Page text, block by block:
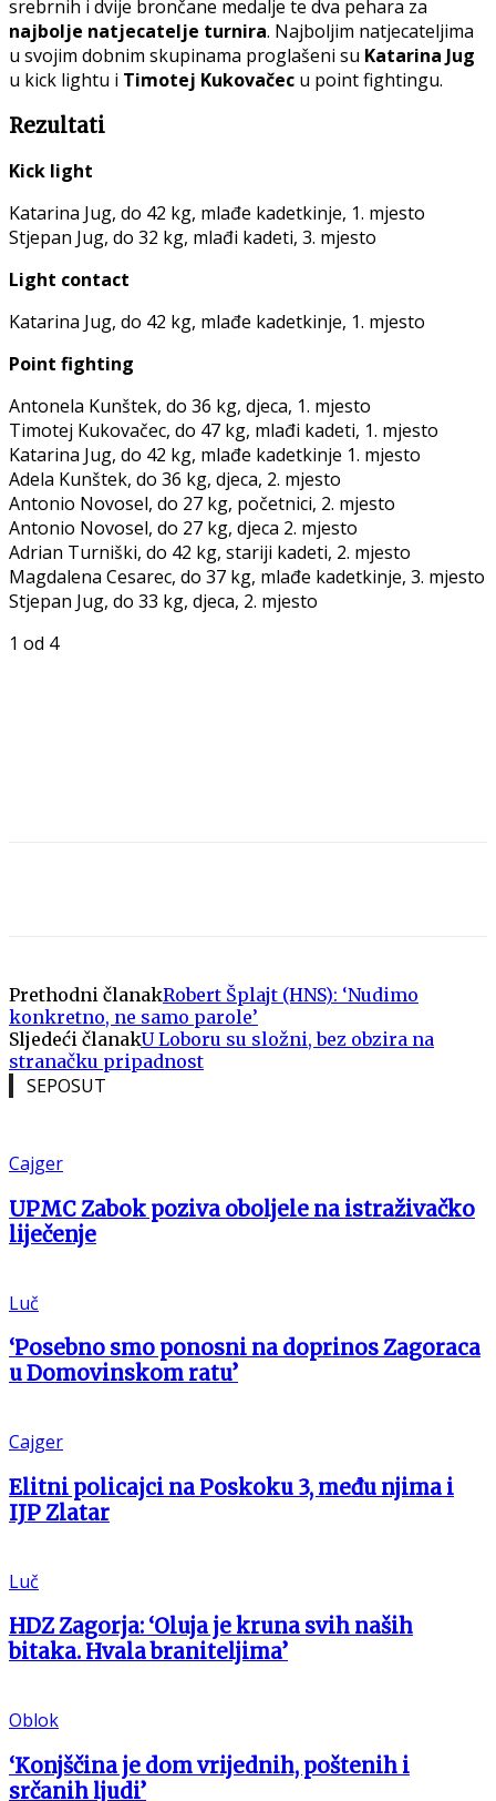
srebrnih i dvije brončane medalje te dva pehara za
najbolje natjecatelje turnira. Najboljim natjecateljima
u svojim dobnim skupinama proglašeni su Katarina Jug
u kick lightu i Timotej Kukovačec u point fightingu.
Rezultati
Kick light
Katarina Jug, do 42 kg, mlađe kadetkinje, 1. mjesto
Stjepan Jug, do 32 kg, mlađi kadeti, 3. mjesto
Light contact
Katarina Jug, do 42 kg, mlađe kadetkinje, 1. mjesto
Point fighting
Antonela Kunštek, do 36 kg, djeca, 1. mjesto
Timotej Kukovačec, do 47 kg, mlađi kadeti, 1. mjesto
Katarina Jug, do 42 kg, mlađe kadetkinje 1. mjesto
Adela Kunštek, do 36 kg, djeca, 2. mjesto
Antonio Novosel, do 27 kg, početnici, 2. mjesto
Antonio Novosel, do 27 kg, djeca 2. mjesto
Adrian Turniški, do 42 kg, stariji kadeti, 2. mjesto
Magdalena Cesarec, do 37 kg, mlađe kadetkinje, 3. mjesto
Stjepan Jug, do 33 kg, djeca, 2. mjesto
1 od 4
Prethodni članakRobert Šplajt (HNS): ‘Nudimo
konkretno, ne samo parole’
Sljedeći članakU Loboru su složni, bez obzira na
stranačku pripadnost
SEPOSUT
Cajger
UPMC Zabok poziva oboljele na istraživačko
liječenje
Luč
‘Posebno smo ponosni na doprinos Zagoraca
u Domovinskom ratu’
Cajger
Elitni policajci na Poskoku 3, među njima i
IJP Zlatar
Luč
HDZ Zagorja: ‘Oluja je kruna svih naših
bitaka. Hvala braniteljima’
Oblok
‘Konjščina je dom vrijednih, poštenih i
srčanih ljudi’